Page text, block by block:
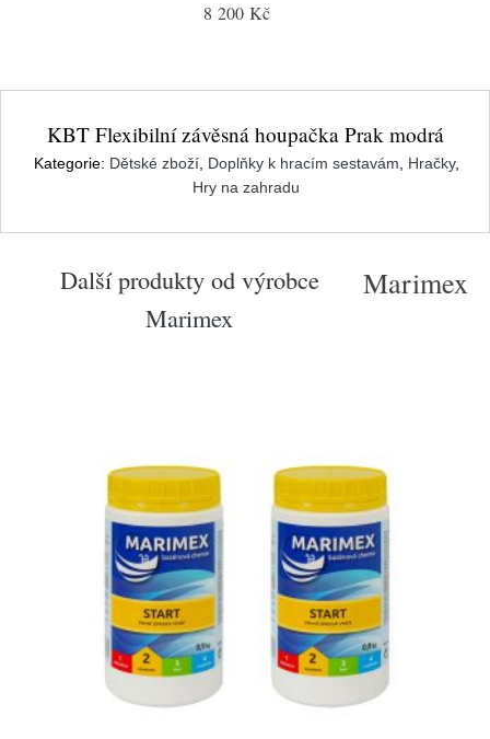
8 200 Kč
KBT Flexibilní závěsná houpačka Prak modrá
Kategorie: Dětské zboží, Doplňky k hracím sestavám Hračky,
Hry na zahradu
Další produkty od výrobce
Marimex
Marimex